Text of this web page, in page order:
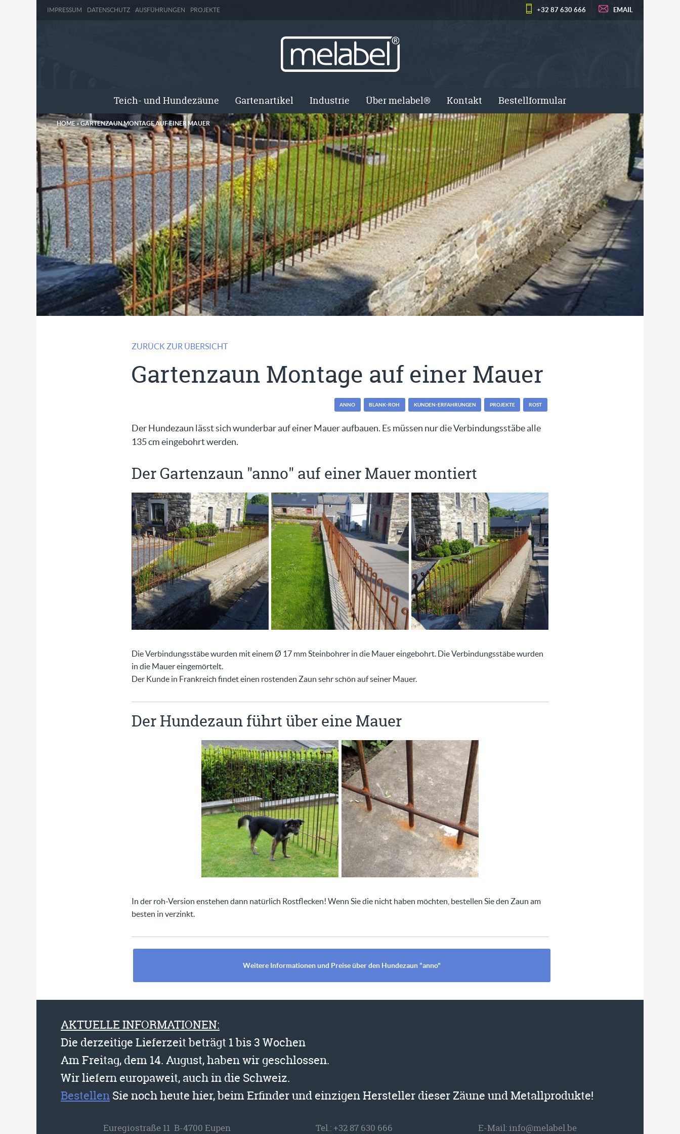
IMPRESSUM DATENSCHUTZ AUSFÜHRUNGEN PROJEKTE +32 87 630 666 EMAIL
Teich- und Hundezäune Gartenartikel Industrie Über melabel® Kontakt Bestellformular
HOME»GARTENZAUN MONTAGE AUF EINER MAUER
ZURÜCK ZUR ÜBERSICHT
Gartenzaun Montage auf einer Mauer
ANNO BLANK-ROH KUNDEN-ERFAHRUNGEN PROJEKTE ROST
Der Hundezaun lässt sich wunderbar auf einer Mauer aufbauen. Es müssen nur die Verbindungsstäbe alle
135 cm eingebohrt werden.
Der Gartenzaun "anno" auf einer Mauer montiert
Die Verbindungsstäbe wurden mit einem Ø 17 mm Steinbohrer in die Mauer eingebohrt. Die Verbindungsstäbe wurden
in die Mauer eingemörtelt.
Der Kunde in Frankreich findet einen rostenden Zaun sehr schön auf seiner Mauer.
Der Hundezaun führt über eine Mauer
In der roh-Version enstehen dann natürlich Rostflecken! Wenn Sie die nicht haben möchten, bestellen Sie den Zaun am
besten in verzinkt.
Weitere Informationen und Preise über den Hundezaun "anno"
AKTUELLE INFORMATIONEN:
Die derzeitige Lieferzeit beträgt 1 bis 3 Wochen
Am Freitag, dem 14. August, haben wir geschlossen.
Wir liefern europaweit, auch in die Schweiz.
Bestellen Sie noch heute hier, beim Erfinder und einzigen Hersteller dieser Zäune und Metallprodukte!
Euregiostraße 11 B-4700 Eupen Tel.:+32 87 630 666 E-Mail:info@melabel.be